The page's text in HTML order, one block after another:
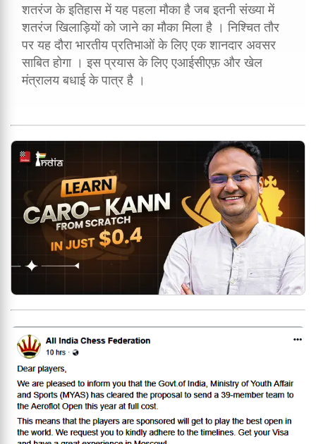
शतरंज के इतिहास में यह पहला मौका है जब इतनी संख्या में
शतरंज खिलाड़ियों को जाने का मौका मिला है । निश्चित तौर
पर यह दौरा भारतीय प्रतिभाओं के लिए एक शानदार अवसर
साबित होगा । इस प्रयास के लिए एआईसीएफ़ और खेल
मंत्रालय बधाई के पात्र है ।